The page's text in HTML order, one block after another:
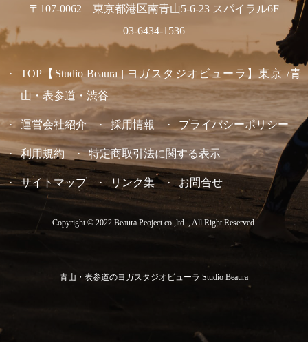
〒107-0062 東京都港区南青山5-6-23 スパイラル6F
03-6434-1536
TOP【Studio Beaura | ヨガスタジオビューラ】東京 /青
山・表参道・渋谷
運営会社紹介 採用情報 プライバシーポリシー
利用規約 特定商取引法に関する表示
サイトマップ リンク集 お問合せ
Copyright © 2022 Beaura Peoject co.,ltd. , All Right Reserved.
青山・表参道のヨガスタジオビューラ Studio Beaura